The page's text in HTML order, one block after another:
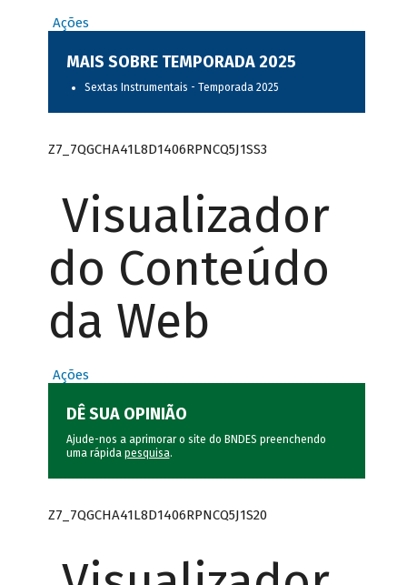
Ações
MAIS SOBRE TEMPORADA 2025
Sextas Instrumentais - Temporada 2025
Z7_7QGCHA41L8D1406RPNCQ5J1SS3
Visualizador
do Conteúdo
da Web
Ações
DÊ SUA OPINIÃO
Ajude-nos a aprimorar o site do BNDES preenchendo
uma rápida pesquisa.
Z7_7QGCHA41L8D1406RPNCQ5J1S20